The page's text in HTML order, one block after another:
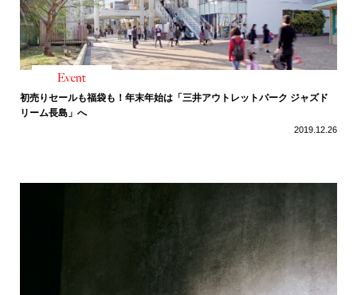
初売りセールも福袋も！年末年始は「三井アウトレットパーク ジャズド
リーム長島」へ
2019.12.26